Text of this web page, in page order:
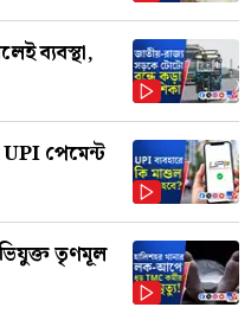
ব্যবস্থা,
UPI পেমেন্ট
তৃণমূল